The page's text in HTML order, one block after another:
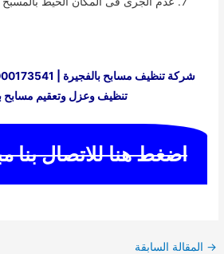
تنظيف وعزل وتعقيم مسابح
اضغط هنا للاتصال بنا
Post
→ المقالة السابقة